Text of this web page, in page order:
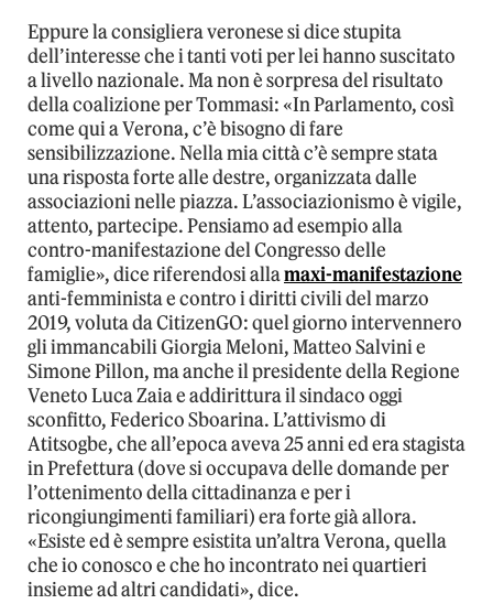
Eppure la consigliera veronese si dice stupita
dell’interesse che i tanti voti per lei hanno suscitato
a livello nazionale. Ma non è sorpresa del risultato
della coalizione per Tommasi: «In Parlamento, così
come qui a Verona, c’è bisogno di fare
sensibilizzazione. Nella mia città c’è sempre stata
una risposta forte alle destre, organizzata dalle
associazioni nelle piazza. L’associazionismo è vigile,
attento, partecipe. Pensiamo ad esempio alla
contro-manifestazione del Congresso delle
famiglie», dice riferendosi allamaxi-manifestazione
anti-femminista e contro i diritti civili del marzo
2019, voluta da CitizenGO: quel giorno intervennero
gli immancabili Giorgia Meloni, Matteo Salvini e
Simone Pillon, ma anche il presidente della Regione
Veneto Luca Zaia e addirittura il sindaco oggi
sconfitto, Federico Sboarina. L’attivismo di
Atitsogbe, che all’epoca aveva 25 anni ed era stagista
in Prefettura (dove si occupava delle domande per
l’ottenimento della cittadinanza e per i
ricongiungimenti familiari) era forte già allora.
«Esiste ed è sempre esistita un’altra Verona, quella
che io conosco e che ho incontrato nei quartieri
insieme ad altri candidati», dice.